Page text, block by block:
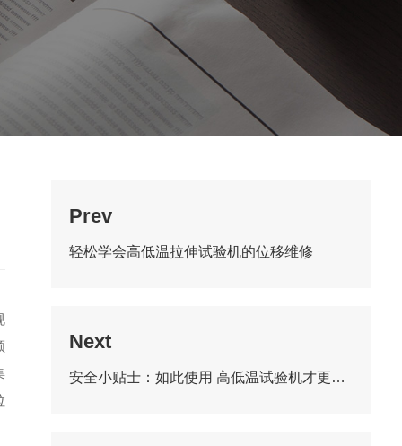
Prev
轻松学会高低温拉伸试验机的位移维修
Next
安全小贴士：如此使用 高低温试验机才更安全